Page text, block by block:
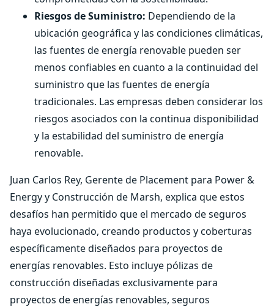
Riesgos de Suministro: Dependiendo de la
ubicación geográfica y las condiciones climáticas,
las fuentes de energía renovable pueden ser
menos confiables en cuanto a la continuidad del
suministro que las fuentes de energía
tradicionales. Las empresas deben considerar los
riesgos asociados con la continua disponibilidad
y la estabilidad del suministro de energía
renovable.
Juan Carlos Rey, Gerente de Placement para Power &
Energy y Construcción de Marsh, explica que estos
desafíos han permitido que el mercado de seguros
haya evolucionado, creando productos y coberturas
específicamente diseñados para proyectos de
energías renovables. Esto incluye pólizas de
construcción diseñadas exclusivamente para
proyectos de energías renovables, seguros